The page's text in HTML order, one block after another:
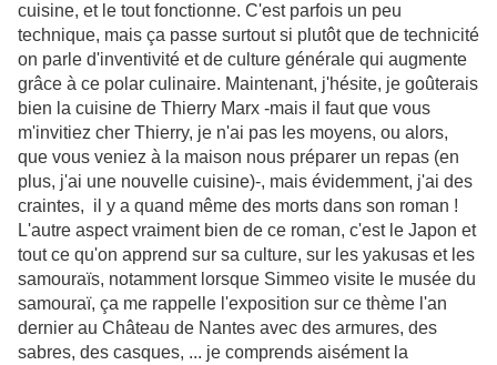
cuisine, et le tout fonctionne. C'est parfois un peu
technique, mais ça passe surtout si plutôt que de technicité
on parle d'inventivité et de culture générale qui augmente
grâce à ce polar culinaire. Maintenant, j'hésite, je goûterais
bien la cuisine de Thierry Marx -mais il faut que vous
m'invitiez cher Thierry, je n'ai pas les moyens, ou alors,
que vous veniez à la maison nous préparer un repas (en
plus, j'ai une nouvelle cuisine)-, mais évidemment, j'ai des
craintes, il y a quand même des morts dans son roman !
L'autre aspect vraiment bien de ce roman, c'est le Japon et
tout ce qu'on apprend sur sa culture, sur les yakusas et les
samouraïs, notamment lorsque Simmeo visite le musée du
samouraï, ça me rappelle l'exposition sur ce thème l'an
dernier au Château de Nantes avec des armures, des
sabres, des casques, ... je comprends aisément la